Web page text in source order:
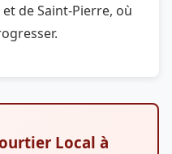
de Saint-Pierre, où
Local à